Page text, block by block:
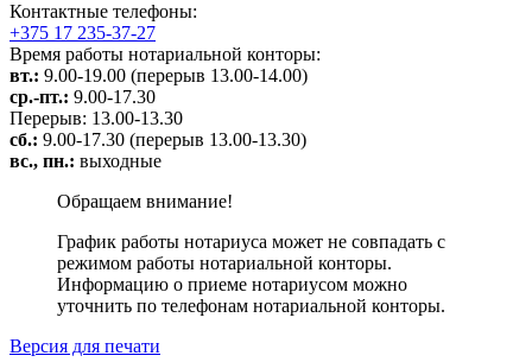
Контактные телефоны:
+375 17 235-37-27
Время работы нотариальной конторы:
вт.: 9.00-19.00 (перерыв 13.00-14.00)
ср.-пт.: 9.00-17.30
Перерыв: 13.00-13.30
сб.: 9.00-17.30 (перерыв 13.00-13.30)
вс., пн.: выходные
Обращаем внимание!
График работы нотариуса может не совпадать с
режимом работы нотариальной конторы.
Информацию о приеме нотариусом можно
уточнить по телефонам нотариальной конторы.
Версия для печати